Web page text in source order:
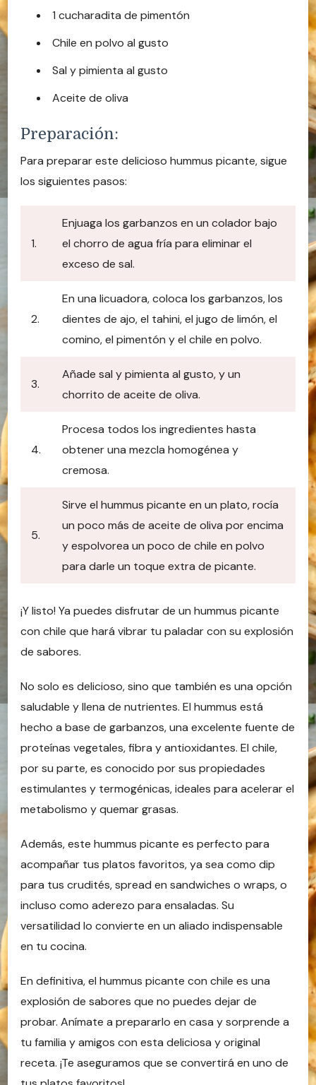
1 cucharadita de pimentón
Chile en polvo al gusto
Sal y pimienta al gusto
Aceite de oliva
Preparación:
Para preparar este delicioso hummus picante, sigue
los siguientes pasos:
1.
Enjuaga los garbanzos en un colador bajo
el chorro de agua fría para eliminar el
exceso de sal.
2.
En una licuadora, coloca los garbanzos, los
dientes de ajo, el tahini, el jugo de limón, el
comino, el pimentón y el chile en polvo.
3.
Añade sal y pimienta al gusto, y un
chorrito de aceite de oliva.
4.
Procesa todos los ingredientes hasta
obtener una mezcla homogénea y
cremosa.
5.
Sirve el hummus picante en un plato, rocía
un poco más de aceite de oliva por encima
y espolvorea un poco de chile en polvo
para darle un toque extra de picante.
¡Y listo! Ya puedes disfrutar de un hummus picante
con chile que hará vibrar tu paladar con su explosión
de sabores.
No solo es delicioso, sino que también es una opción
saludable y llena de nutrientes. El hummus está
hecho a base de garbanzos, una excelente fuente de
proteínas vegetales, fibra y antioxidantes. El chile,
por su parte, es conocido por sus propiedades
estimulantes y termogénicas, ideales para acelerar el
metabolismo y quemar grasas.
Además, este hummus picante es perfecto para
acompañar tus platos favoritos, ya sea como dip
para tus crudités, spread en sandwiches o wraps, o
incluso como aderezo para ensaladas. Su
versatilidad lo convierte en un aliado indispensable
en tu cocina.
En definitiva, el hummus picante con chile es una
explosión de sabores que no puedes dejar de
probar. Anímate a prepararlo en casa y sorprende a
tu familia y amigos con esta deliciosa y original
receta. ¡Te aseguramos que se convertirá en uno de